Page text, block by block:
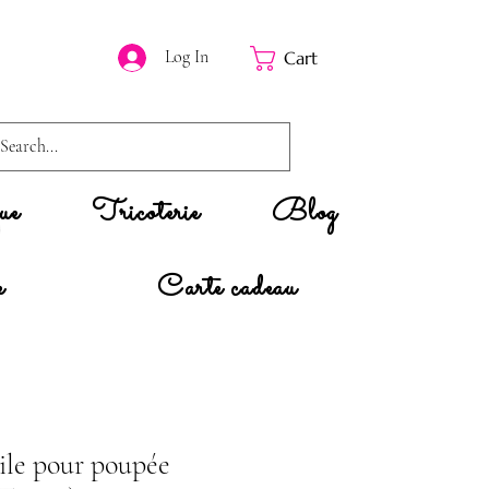
Log In Cart
Tricoterie
Blog
Carte cadeau
pour poupée